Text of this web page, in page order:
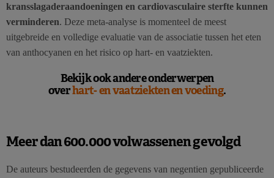
kransslagaderaandoeningen en cardiovasculaire sterfte kunnen
verminderen. Deze meta-analyse is momenteel de meest
uitgebreide en volledige evaluatie van de associatie tussen het eten
van anthocyanen en het risico op hart- en vaatziekten.
Bekijk ook andere onderwerpen
overhart- en vaatziekten en voeding.
Meer dan 600.000 volwassenen gevolgd
De auteurs bestudeerden de gegevens van negentien gepubliceerde